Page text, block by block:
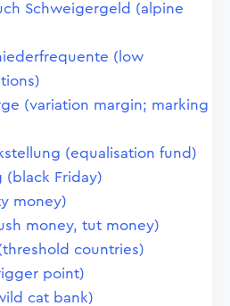
Schweigergeld (alpine
(low
(variation margin; marking
(equalisation fund)
(black Friday)
money)
money, tut money)
countries)
point)
cat bank)